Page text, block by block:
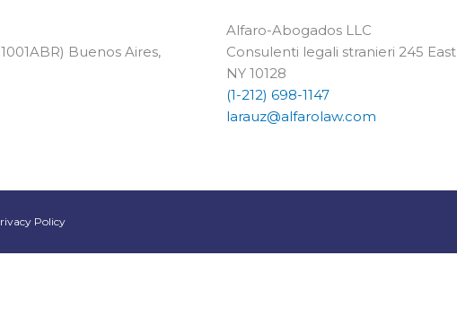
Buenos Aires,
Alfaro-Abogados LLC
Consulenti legali stranieri 245
NY 10128
(1-212) 698-1147
larauz@alfarolaw.com
Policy